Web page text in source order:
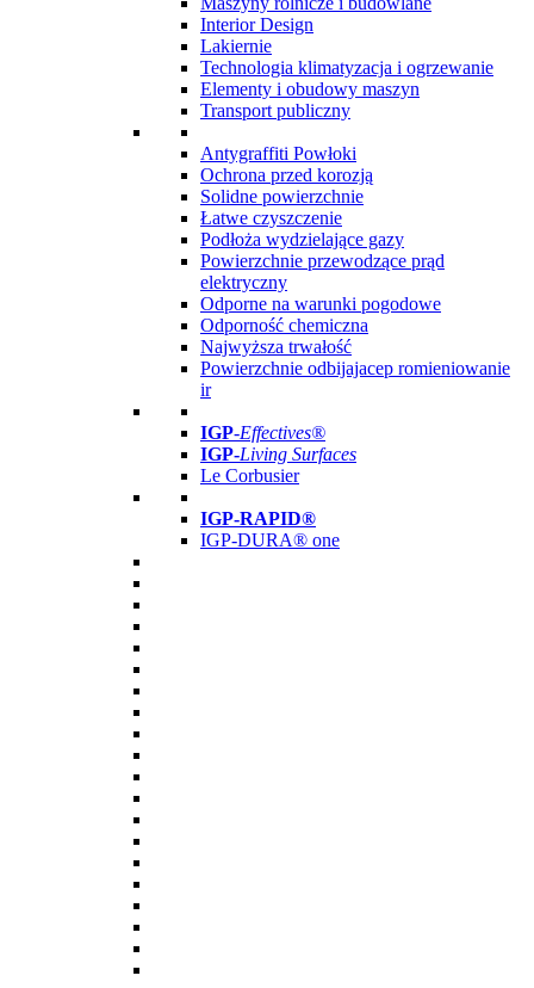
Interior Design
Lakiernie
Technologia klimatyzacja i ogrzewanie
Elementy i obudowy maszyn
Transport publiczny
Antygraffiti Powłoki
Ochrona przed korozją
Solidne powierzchnie
Łatwe czyszczenie
Podłoża wydzielające gazy
Powierzchnie przewodzące prąd
elektryczny
Odporne na warunki pogodowe
Odporność chemiczna
Najwyższa trwałość
Powierzchnie odbijajacep romieniowanie
ir
IGP-Effectives®
IGP-Living Surfaces
Le Corbusier
IGP-RAPID®
IGP-DURA® one